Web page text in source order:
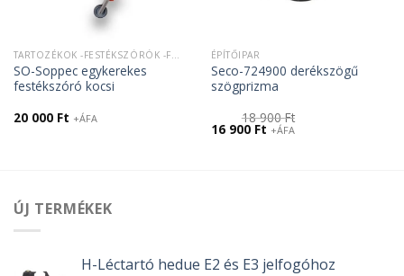
TARTOZÉKOK -FESTÉKSZÓRÓK -FESTÉKTARTÓK
SO-Soppec egykerekes
festékszóró kocsi
20 000 Ft +ÁFA
ÉPÍTŐIPAR
Seco-724900 derékszögű
szögprizma
18 900Ft
Original
price
16 900 FtCurrent
price
+ÁFA
ÚJ TERMÉKEK
H-Léctartó hedue E2 és E3 jelfogóhoz